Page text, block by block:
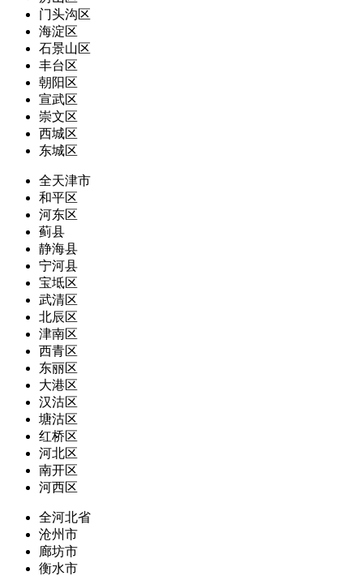
门头沟区
海淀区
石景山区
丰台区
朝阳区
宣武区
崇文区
西城区
东城区
全天津市
和平区
河东区
蓟县
静海县
宁河县
宝坻区
武清区
北辰区
津南区
西青区
东丽区
大港区
汉沽区
塘沽区
红桥区
河北区
南开区
河西区
全河北省
沧州市
廊坊市
衡水市